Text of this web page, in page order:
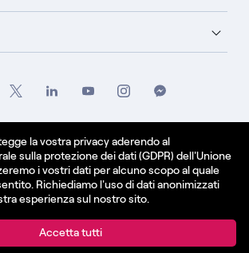
la vostra privacy aderendo al
sulla protezione dei dati (GDPR) dell'Unione
i vostri dati per alcuno scopo al quale
Richiediamo l'uso di dati anonimizzati
esperienza sul nostro sito.
Accetta tutti
Reserved Enel Spa VAT code